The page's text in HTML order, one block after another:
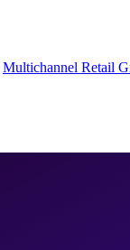
Multichannel Retail